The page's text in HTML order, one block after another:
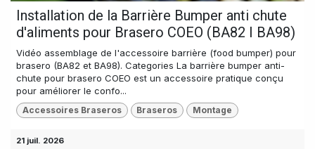
Installation de la Barrière Bumper anti chute
d'aliments pour Brasero COEO (BA82 I BA98)
Vidéo assemblage de l'accessoire barrière (food bumper) pour
brasero (BA82 et BA98). Categories La barrière bumper anti-
chute pour brasero COEO est un accessoire pratique conçu
pour améliorer le confo...
Accessoires Braseros Braseros Montage
21 juil. 2026